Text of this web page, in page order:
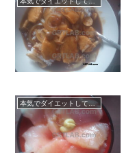
本気でダイエットしてみる60日間！